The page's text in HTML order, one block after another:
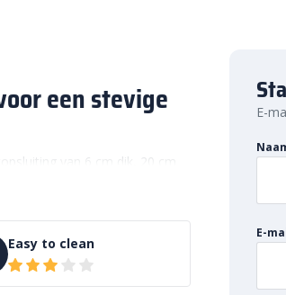
een stevige
van 6 cm dik, 20 cm
tuinpaden en andere
of tegels aan de
of klinkers. Juist de rand
na enkele jaren nog ligt.
Easy to clean
E-
E-